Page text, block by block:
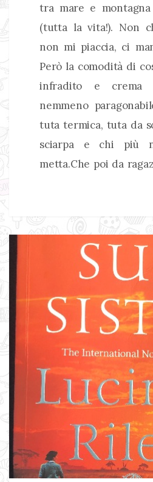
tra mare e
(tutta la vita!). Non
non mi piaccia, ci
Però la comodità di
infradito e crema
nemmeno
tuta termica, tuta da
sciarpa e chi più
metta.Che poi da